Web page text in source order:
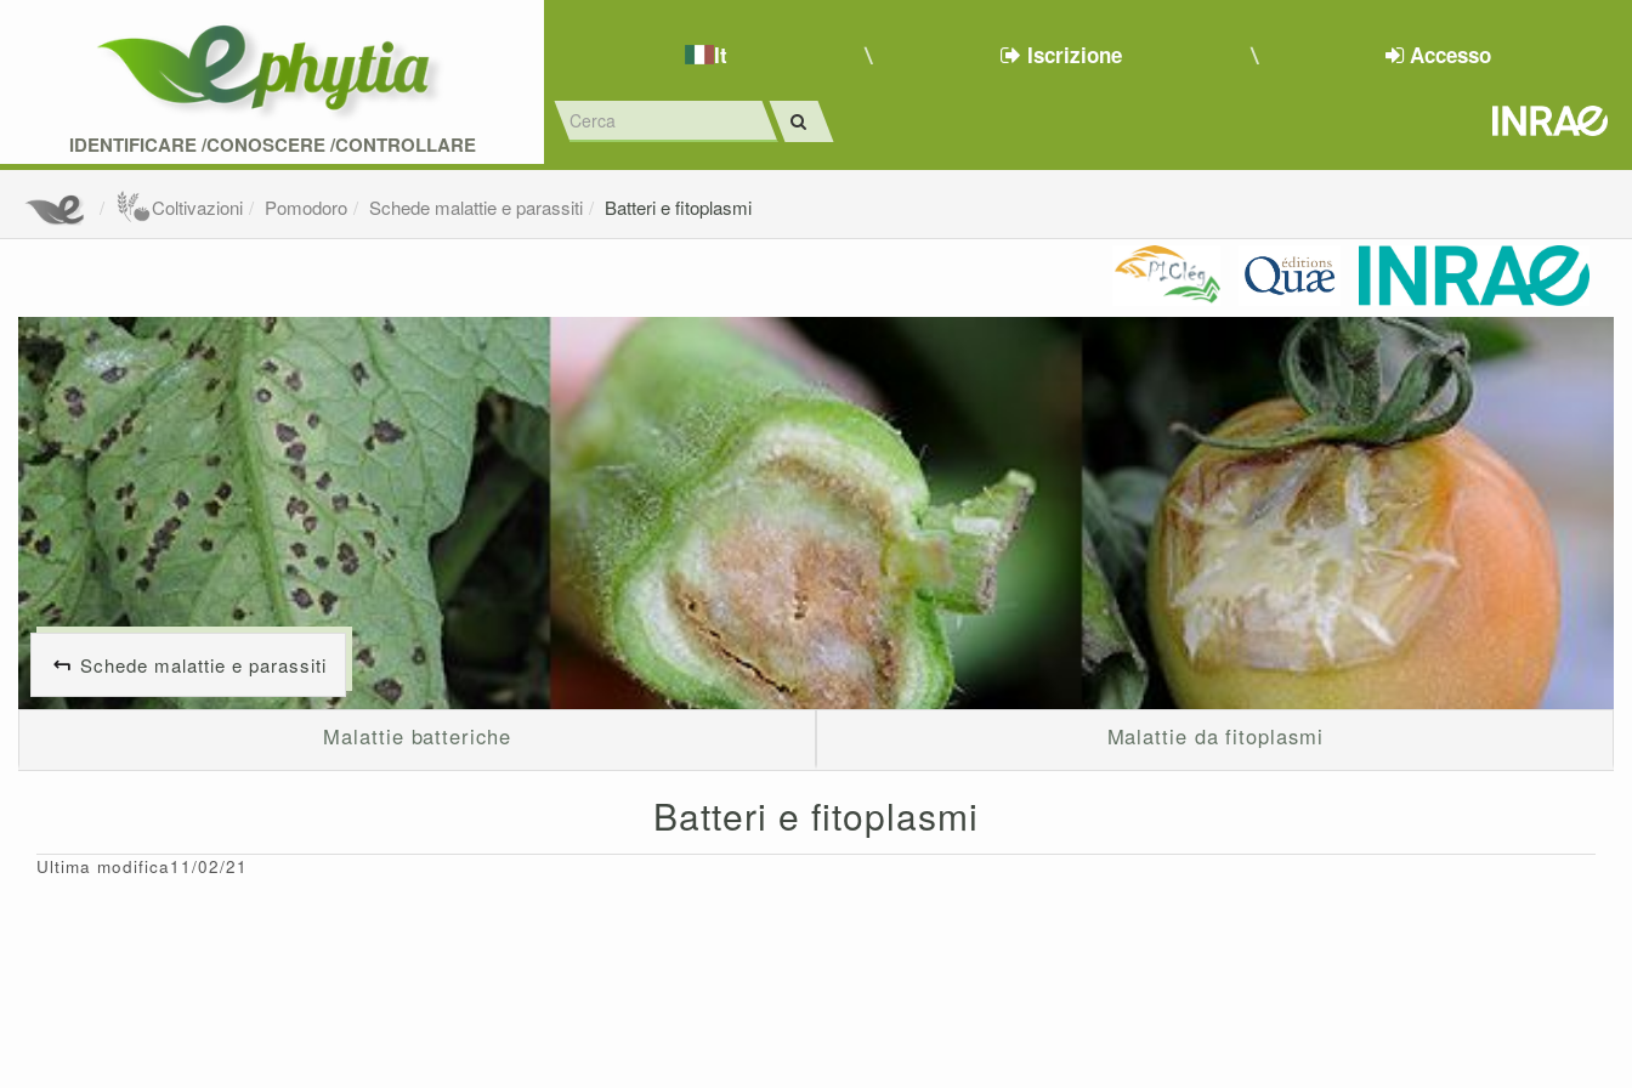
IDENTIFICARE /CONOSCERE /CONTROLLARE
It Iscrizione Accesso
Coltivazioni Pomodoro Schede malattie e parassiti Batteri e fitoplasmi
Schede malattie e parassiti
Malattie batteriche Malattie da fitoplasmi
Batteri e fitoplasmi
Ultima modifica11/02/21